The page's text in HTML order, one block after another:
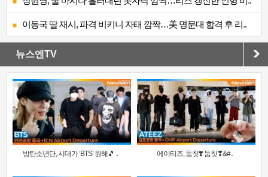
이동국 딸 재시, 파격 비키니 자태 깜짝…美 명문대 합격 후 리..
뉴스엔TV
방탄소년단, 시대가 ‘BTS’ 원해🎵 .. 에이티즈, 둠칫❣️ 둠칫❣&#..